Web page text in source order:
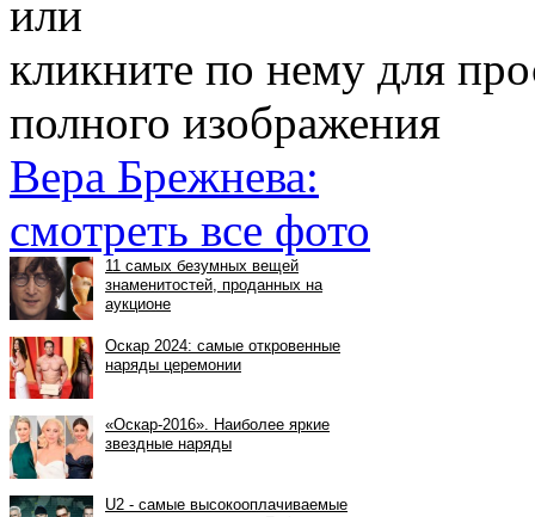
или
кликните по нему для
полного изображения
Вера Брежнева:
смотреть все фото